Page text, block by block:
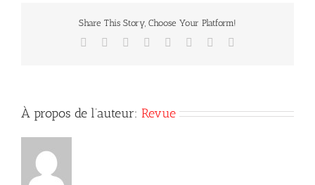
Share This Story, Choose Your Platform!
Facebook Reddit LinkedIn
TumblrPinterest
À propos de l’auteur: Revue